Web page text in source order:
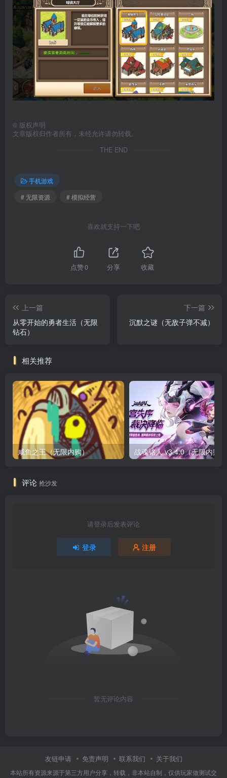
© 版权声明
文章版权归作者所有，未经允许请勿转载。
THE END
手机游戏
# 无限资源
# 模拟经营
喜欢就支持一下吧
点赞0 分享 收藏
上一篇
从零开始的勇者生活（无限
钻石）
下一篇
沉默之谜（无敌子弹不减）
相关推荐
咸鱼之王（无限内购）
评论 抢沙发
请登录后发表评论
登录 注册
暂无评论内容
友链申请 免责声明 联系我们 关于我们
本站所有资源来源于第三方用户分享，转载，非本站自制，仅供玩家做测试交